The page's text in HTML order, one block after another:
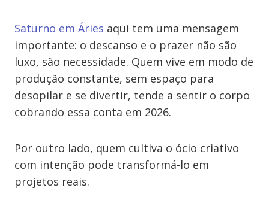
Saturno em Áries aqui tem uma mensagem
importante: o descanso e o prazer não são
luxo, são necessidade. Quem vive em modo de
produção constante, sem espaço para
desopilar e se divertir, tende a sentir o corpo
cobrando essa conta em 2026.
Por outro lado, quem cultiva o ócio criativo
com intenção pode transformá-lo em
projetos reais.